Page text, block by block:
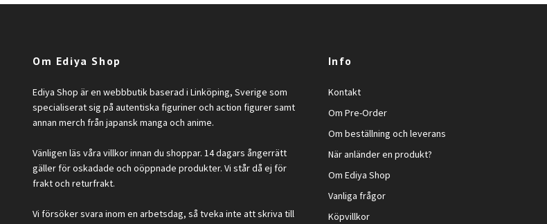
Om Ediya Shop
Ediya Shop är en webbbutik baserad i Linköping, Sverige som
specialiserat sig på autentiska figuriner och action figurer samt
annan merch från japansk manga och anime.
Vänligen läs våra villkor innan du shoppar. 14 dagars ångerrätt
gäller för oskadade och oöppnade produkter. Vi står då ej för
frakt och returfrakt.
Vi försöker svara inom en arbetsdag, så tveka inte att skriva till
Info
Kontakt
Om Pre-Order
Om beställning och leverans
När anländer en produkt?
Om Ediya Shop
Vanliga frågor
Köpvillkor